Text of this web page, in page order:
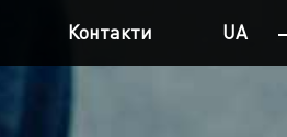
Контакти UA